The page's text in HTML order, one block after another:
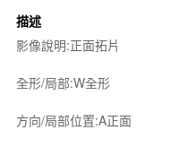
描述
影像說明:正面拓片
全形/局部:W全形
方向/局部位置:A正面